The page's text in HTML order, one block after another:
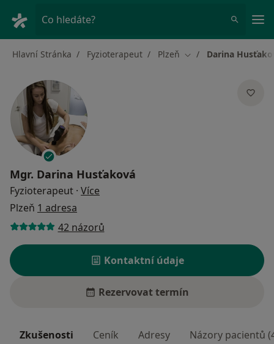
Co hledáte?
Hlavní Stránka Fyzioterapeut Plzeň Změna města
Darina
Mgr. Darina Husťaková
Fyzioterapeut · Více
Plzeň 1 adresa
42 názorů
Kontaktní údaje
Rezervovat termín
Zkušenosti Ceník Adresy Názory pacientů